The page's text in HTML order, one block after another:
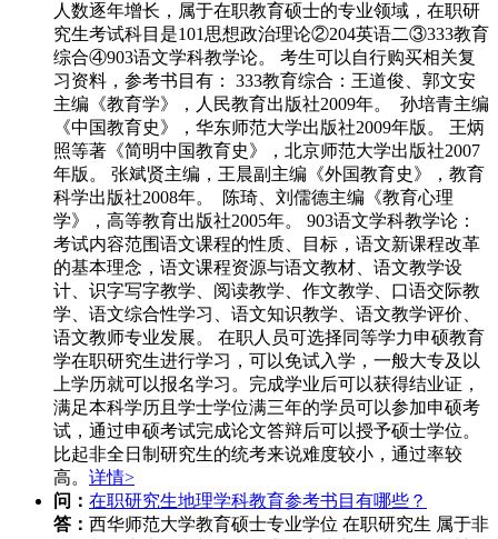
人数逐年增长，属于在职教育硕士的专业领域，在职研
究生考试科目是101思想政治理论②204英语二③333教育
综合④903语文学科教学论。 考生可以自行购买相关复
习资料，参考书目有： 333教育综合：王道俊、郭文安
主编《教育学》，人民教育出版社2009年。 孙培青主编
《中国教育史》，华东师范大学出版社2009年版。 王炳
照等著《简明中国教育史》，北京师范大学出版社2007
年版。 张斌贤主编，王晨副主编《外国教育史》，教育
科学出版社2008年。 陈琦、刘儒德主编《教育心理
学》，高等教育出版社2005年。 903语文学科教学论：
考试内容范围语文课程的性质、目标，语文新课程改革
的基本理念，语文课程资源与语文教材、语文教学设
计、识字写字教学、阅读教学、作文教学、口语交际教
学、语文综合性学习、语文知识教学、语文教学评价、
语文教师专业发展。 在职人员可选择同等学力申硕教育
学在职研究生进行学习，可以免试入学，一般大专及以
上学历就可以报名学习。完成学业后可以获得结业证，
满足本科学历且学士学位满三年的学员可以参加申硕考
试，通过申硕考试完成论文答辩后可以授予硕士学位。
比起非全日制研究生的统考来说难度较小，通过率较
高。 详情>
问： 在职研究生地理学科教育参考书目有哪些？
答： 西华师范大学教育硕士专业学位 在职研究生 属于非